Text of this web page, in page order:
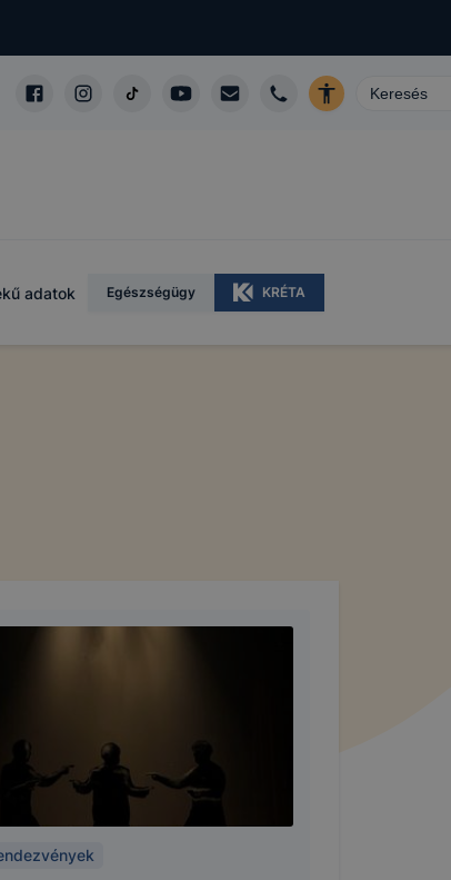
adatok Egészségügy KRÉTA